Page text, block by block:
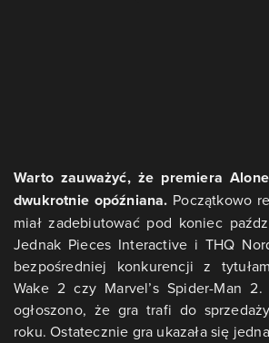
Warto zauważyć, że premiera
dwukrotnie opóźniana. Początkowo
miał zadebiutować pod koniec
Jednak Pieces Interactive i THQ
bezpośredniej konkurencji z
Wake 2 czy Marvel’s Spider-Man
ogłoszono, że gra trafi do
roku. Ostatecznie gra ukazała się